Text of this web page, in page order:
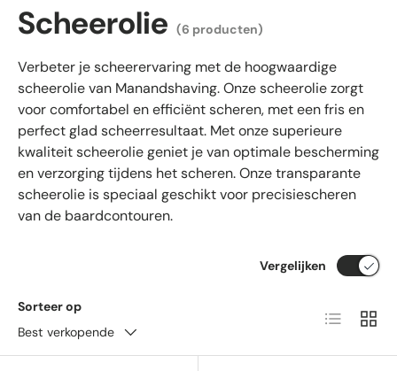
Scheerolie (6 producten)
Verbeter je scheerervaring met de hoogwaardige
scheerolie van Manandshaving. Onze scheerolie zorgt
voor comfortabel en efficiënt scheren, met een fris en
perfect glad scheerresultaat. Met onze superieure
kwaliteit scheerolie geniet je van optimale bescherming
en verzorging tijdens het scheren. Onze transparante
scheerolie is speciaal geschikt voor precisiescheren
van de baardcontouren.
Sorteer op
Best verkopende
Vergelijken
Lijst